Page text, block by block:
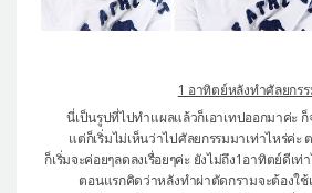
1 อาทิตย์หลังทำศัลยกร
นี่เป็นรูปที่ไปทำแผลแล้วก็เอาเทปออกมาค่ะ ก็
แต่ก็เริ่มไม่เห็นว่าไปศัลยกรรมมาเท่าไหร่ค่ะ
ก็เริ่มจะค่อยๆลดลงเรื่อยๆค่ะ ยังไม่ถึง1อาทิตย์ดีเ
ตอนแรกคิดว่าหลังทำผ่าตัดกรามจะต้องใ